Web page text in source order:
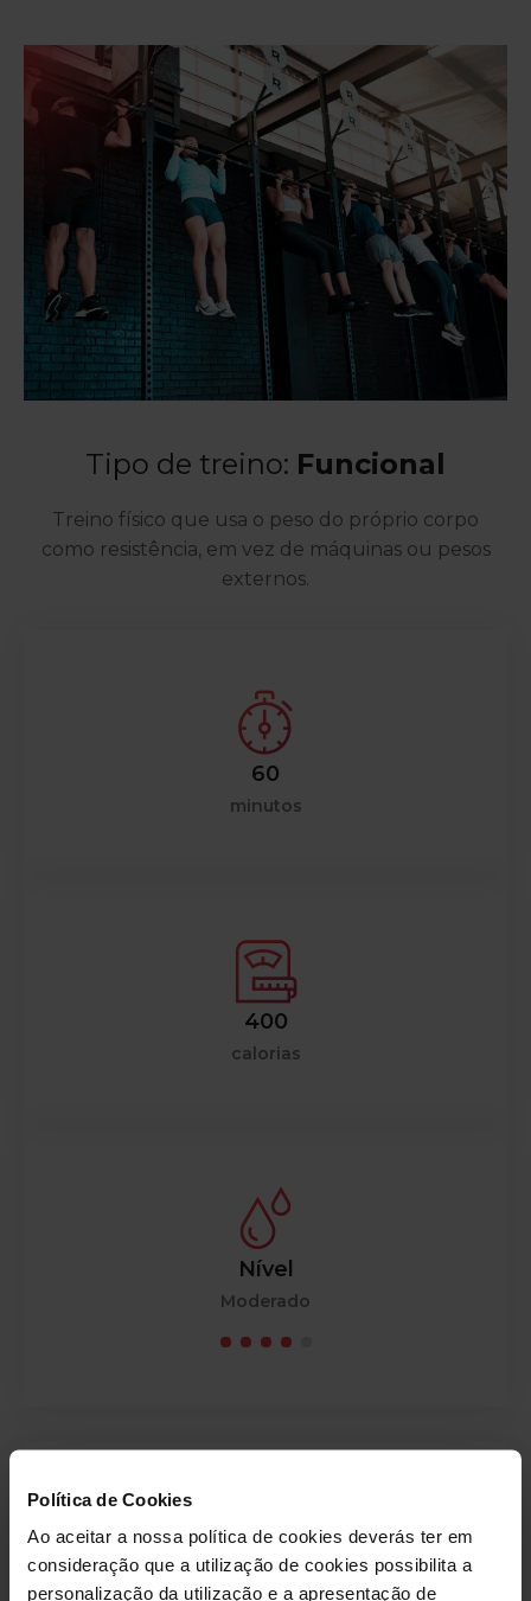
Política de Cookies
Ao aceitar a nossa política de cookies deverás ter em
consideração que a utilização de cookies possibilita a
personalização da utilização e a apresentação de
Tipo de treino: Funcional
Treino físico que usa o peso do próprio corpo
como resistência, em vez de máquinas ou pesos
externos.
60
minutos
400
calorias
Nível
Moderado
Mapa de aulas: